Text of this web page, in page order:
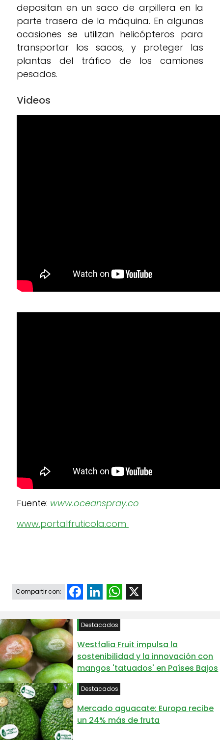
depositan en un saco de arpillera en la
parte trasera de la máquina. En algunas
ocasiones se utilizan helicópteros para
transportar los sacos, y proteger las
plantas del tráfico de los camiones
pesados.
Videos
Fuente: www.oceanspray.co
www.portalfruticola.com
Compartir con: FacebookLinkedInWhatsApp
Destacados
Westfalia Fruit impulsa la
sostenibilidad y la innovación con
mangos 'tatuados' en Países Bajos
Destacados
Mercado aguacate: Europa recibe
un 24% más de fruta